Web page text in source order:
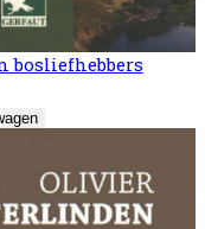
bosliefhebbers